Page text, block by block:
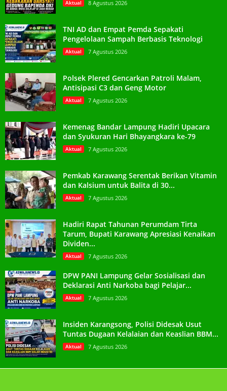
Aktual 8 Agustus 2026
TNI AD dan Empat Pemda Sepakati
Pengelolaan Sampah Berbasis Teknologi
Aktual 7 Agustus 2026
Polsek Plered Gencarkan Patroli Malam,
Antisipasi C3 dan Geng Motor
Aktual 7 Agustus 2026
Kemenag Bandar Lampung Hadiri Upacara
dan Syukuran Hari Bhayangkara ke-79
Aktual 7 Agustus 2026
Pemkab Karawang Serentak Berikan Vitamin
dan Kalsium untuk Balita di 30...
Aktual 7 Agustus 2026
Hadiri Rapat Tahunan Perumdam Tirta
Tarum, Bupati Karawang Apresiasi Kenaikan
Dividen...
Aktual 7 Agustus 2026
DPW PANI Lampung Gelar Sosialisasi dan
Deklarasi Anti Narkoba bagi Pelajar...
Aktual 7 Agustus 2026
Insiden Karangsong, Polisi Didesak Usut
Tuntas Dugaan Kelalaian dan Keaslian BBM...
Aktual 7 Agustus 2026